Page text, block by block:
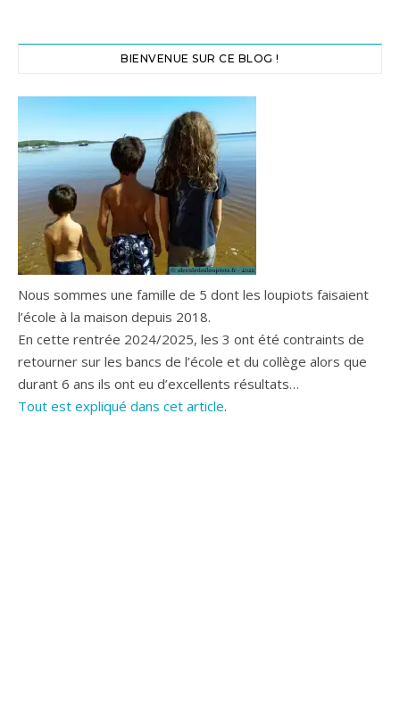
BIENVENUE SUR CE BLOG !
Nous sommes une famille de 5 dont les loupiots faisaient
l’école à la maison depuis 2018.
En cette rentrée 2024/2025, les 3 ont été contraints de
retourner sur les bancs de l’école et du collège alors que
durant 6 ans ils ont eu d’excellents résultats…
Tout est expliqué dans cet article.